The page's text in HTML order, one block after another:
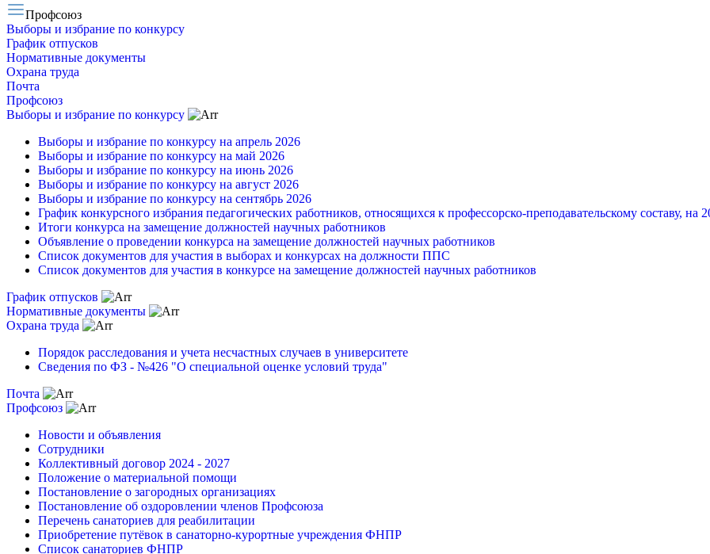
Профсоюз
Выборы и избрание по конкурсу
График отпусков
Нормативные документы
Охрана труда
Почта
Профсоюз
Выборы и избрание по конкурсу
Выборы и избрание по конкурсу на апрель 2026
Выборы и избрание по конкурсу на май 2026
Выборы и избрание по конкурсу на июнь 2026
Выборы и избрание по конкурсу на август 2026
Выборы и избрание по конкурсу на сентябрь 2026
График конкурсного избрания педагогических работников, относящихся к профессорско-преподавательскому составу, на
Итоги конкурса на замещение должностей научных работников
Объявление о проведении конкурса на замещение должностей научных работников
Список документов для участия в выборах и конкурсах на должности ППС
Список документов для участия в конкурсе на замещение должностей научных работников
График отпусков
Нормативные документы
Охрана труда
Порядок расследования и учета несчастных случаев в университете
Сведения по ФЗ - №426 "О специальной оценке условий труда"
Почта
Профсоюз
Новости и объявления
Сотрудники
Коллективный договор 2024 - 2027
Положение о материальной помощи
Постановление о загородных организациях
Постановление об оздоровлении членов Профсоюза
Перечень санаториев для реабилитации
Приобретение путёвок в санаторно-курортные учреждения ФНПР
Список санаториев ФНПР